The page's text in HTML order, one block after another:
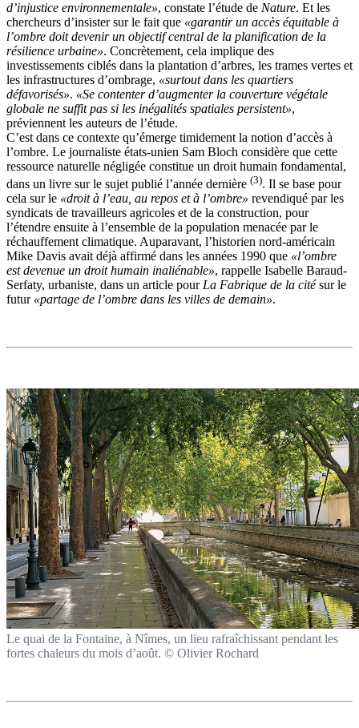
d’injustice environnementale», constate l’étude de Nature. Et les
chercheurs d’insister sur le fait que «garantir un accès équitable à
l’ombre doit devenir un objectif central de la planification de la
résilience urbaine». Concrètement, cela implique des
investissements ciblés dans la plantation d’arbres, les trames vertes et
les infrastructures d’ombrage, «surtout dans les quartiers
défavorisés». «Se contenter d’augmenter la couverture végétale
globale ne suffit pas si les inégalités spatiales persistent»,
préviennent les auteurs de l’étude.
C’est dans ce contexte qu’émerge timidement la notion d’accès à
l’ombre. Le journaliste états-unien Sam Bloch considère que cette
ressource naturelle négligée constitue un droit humain fondamental,
dans un livre sur le sujet publié l’année dernière (3). Il se base pour
cela sur le «droit à l’eau, au repos et à l’ombre» revendiqué par les
syndicats de travailleurs agricoles et de la construction, pour
l’étendre ensuite à l’ensemble de la population menacée par le
réchauffement climatique. Auparavant, l’historien nord-américain
Mike Davis avait déjà affirmé dans les années 1990 que «l’ombre
est devenue un droit humain inaliénable», rappelle Isabelle Baraud-
Serfaty, urbaniste, dans un article pour La Fabrique de la citésur le
futur «partage de l’ombre dans les villes de demain».
Le quai de la Fontaine, à Nîmes, un lieu rafraîchissant pendant les
fortes chaleurs du mois d’août. © Olivier Rochard